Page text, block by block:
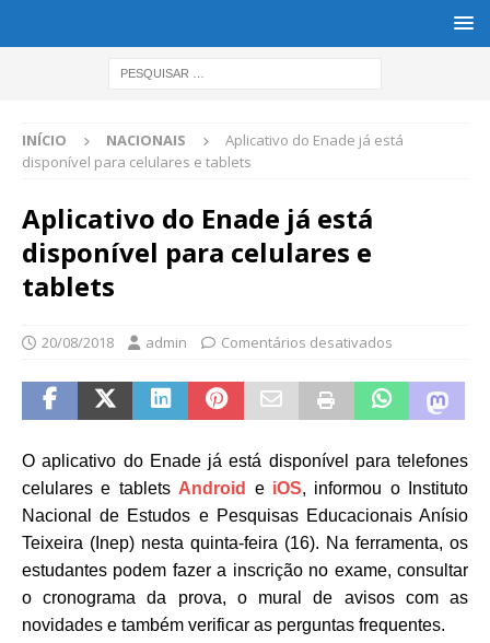
INÍCIO NACIONAIS
Aplicativo do Enade já está
disponível para celulares e tablets
Aplicativo do Enade já está
disponível para celulares e
tablets
20/08/2018 admin Comentários desativados
O aplicativo do Enade já está disponível para telefones
celulares e tablets Android e iOS, informou o Instituto
Nacional de Estudos e Pesquisas Educacionais Anísio
Teixeira (Inep) nesta quinta-feira (16). Na ferramenta, os
estudantes podem fazer a inscrição no exame, consultar
o cronograma da prova, o mural de avisos com as
novidades e também verificar as perguntas frequentes.